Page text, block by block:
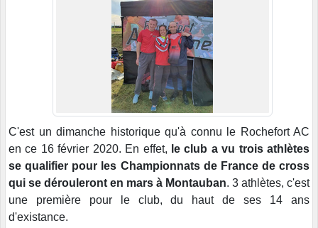
C'est un dimanche historique qu'à connu le Rochefort AC
en ce 16 février 2020. En effet, le club a vu trois athlètes
se qualifier pour les Championnats de France de cross
qui se dérouleront en mars à Montauban. 3 athlètes, c'est
une première pour le club, du haut de ses 14 ans
d'existance.